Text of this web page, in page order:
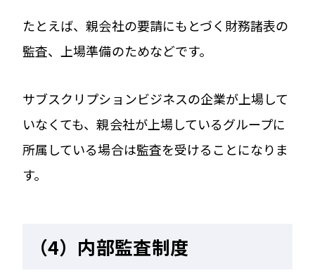
たとえば、親会社の要請にもとづく財務諸表の
監査、上場準備のためなどです。
サブスクリプションビジネスの企業が上場して
いなくても、親会社が上場しているグループに
所属している場合は監査を受けることになりま
す。
（4）内部監査制度